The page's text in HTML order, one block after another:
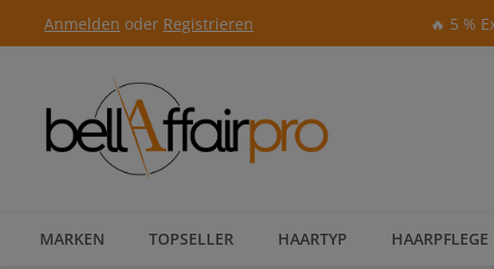
Hauptnavigation springen
Anmelden oder Registrieren 🔥 5 %
MARKEN TOPSELLER HAARTYP HAARPFLEGE